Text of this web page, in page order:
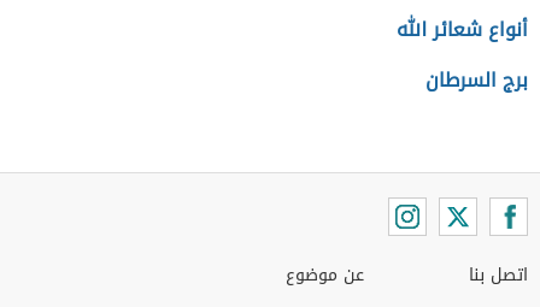
أنواع شعائر الله
برج السرطان
اتصل بنا
عن موضوع